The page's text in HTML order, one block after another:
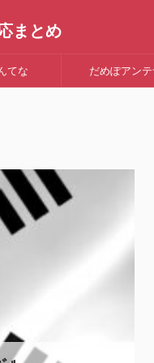
まとめ
てな だめぽアンテ